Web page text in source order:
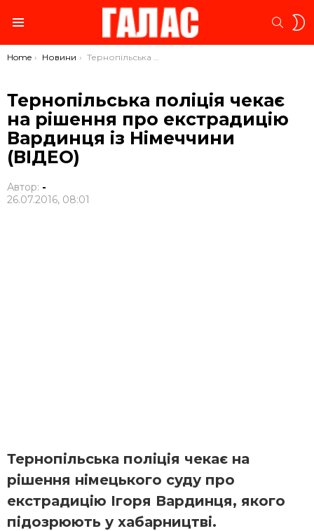
You are here:
Home Новини Тернопільська поліція чекає на рішення про екстрадицію Вардинця із Німеччини (ВІДЕО)
Тернопільська поліція чекає
на рішення про екстрадицію
Вардинця із Німеччини
(ВІДЕО)
Автор: -
26.07.2016, 08:01
Тернопільська поліція чекає на
рішення німецького суду про
екстрадицію Ігоря Вардинця, якого
підозрюють у хабарництві.